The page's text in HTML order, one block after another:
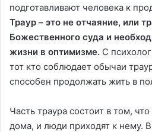
подготавливают человека к
Траур – это не отчаяние, или
Божественного суда и
жизни в оптимизме. С
тот кто соблюдает обычаи
способен продолжать жить в
Часть траура состоит в том,
дома, и люди приходят к нему.